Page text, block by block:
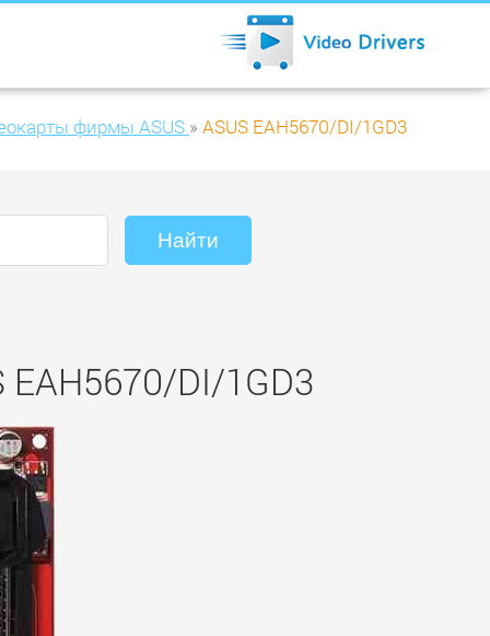
фирмы ASUS » ASUS EAH5670/DI/1GD3
DI/1GD3